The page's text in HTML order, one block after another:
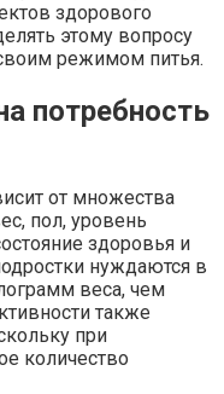
здорового
этому вопросу
режимом питья.
потребность
от множества
пол, уровень
здоровья и
нуждаются в
веса, чем
также
при
количество